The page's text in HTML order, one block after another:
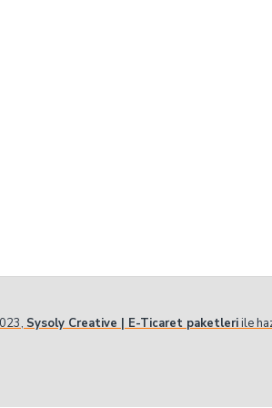
Sysoly Creative | E-Ticaret paketleriile